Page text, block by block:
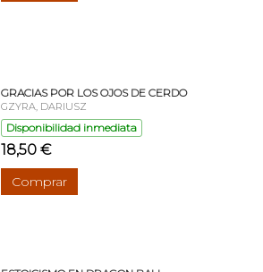
GRACIAS POR LOS OJOS DE CERDO
GZYRA, DARIUSZ
Disponibilidad inmediata
18,50 €
Comprar